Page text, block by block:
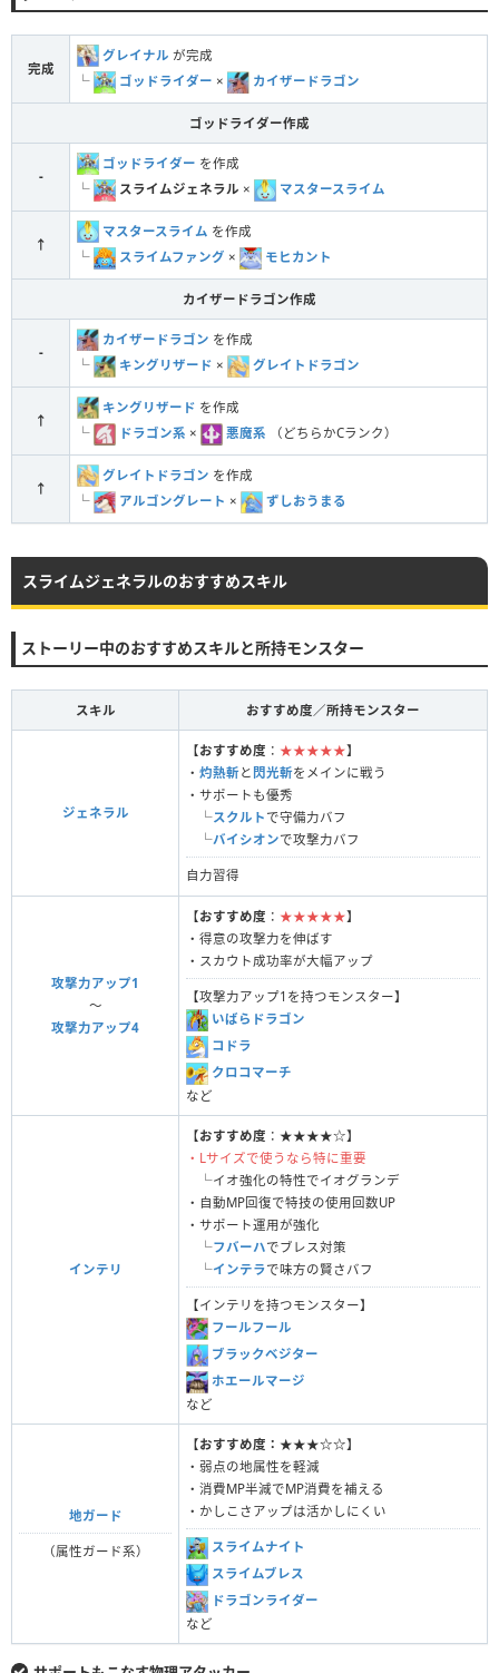
完成
グレイナル が完成
└
ゴッドライダー × カイザードラゴン
ゴッドライダー作成
-
ゴッドライダー を作成
└
スライムジェネラル × マスタースライム
↑
マスタースライム を作成
└
スライムファング × モヒカント
カイザードラゴン作成
-
カイザードラゴン を作成
└
キングリザード × グレイトドラゴン
↑
キングリザード を作成
└
ドラゴン系 × 悪魔系 （どちらかCランク）
↑
グレイトドラゴン を作成
└
アルゴングレート × ずしおうまる
スライムジェネラルのおすすめスキル
ストーリー中のおすすめスキルと所持モンスター
スキル おすすめ度／所持モンスター
ジェネラル
【おすすめ度 ： ★★★★★】
・ 灼熱斬と 閃光斬をメインに戦う
・サポートも優秀
└スクルト で守備力バフ
└バイシオンで攻撃力バフ
自力習得
攻撃力アップ1
〜
攻撃力アップ4
【おすすめ度 ： ★★★★★】
・得意の攻撃力を伸ばす
・スカウト成功率が大幅アップ
【攻撃力アップ1を持つモンスター】
いばらドラゴン
コドラ
クロコマーチ
など
インテリ
【おすすめ度 ：★★★★☆】
・Lサイズで使うなら特に重要
└イオ強化の特性でイオグランデ
・自動MP回復で特技の使用回数UP
・サポート運用が強化
└フバーハでブレス対策
└インテラで味方の賢さバフ
【インテリを持つモンスター】
フールフール
ブラックベジター
ホエールマージ
など
地ガード
（属性ガード系）
【おすすめ度：★★★☆☆】
・弱点の地属性を軽減
・消費MP半減でMP消費を補える
・かしこさアップは活かしにくい
スライムナイト
スライムブレス
ドラゴンライダー
など